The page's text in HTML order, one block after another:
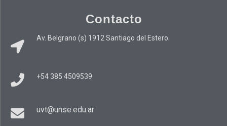
Contacto
Av. Belgrano (s) 1912 Santiago del Estero.
+54 385 4509539
uvt@unse.edu.ar